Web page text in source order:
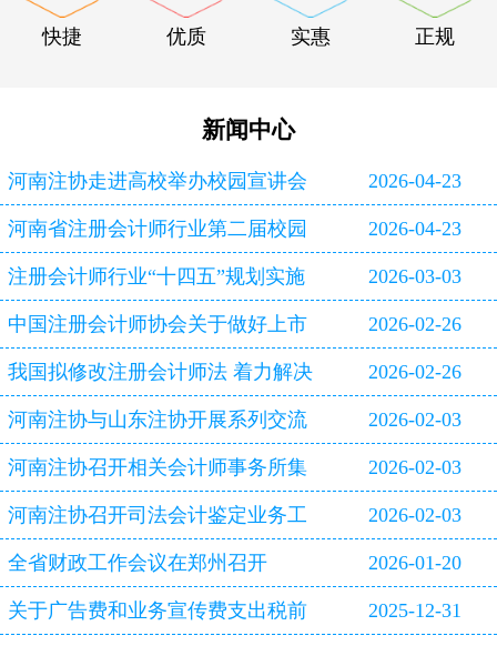
快捷 优质 实惠 正规
新闻中心
河南注协走进高校举办校园宣讲会 2026-04-23
河南省注册会计师行业第二届校园
双选会即将启幕
2026-04-23
注册会计师行业“十四五”规划实施
评估报告
2026-03-03
中国注册会计师协会关于做好上市
公司2025年年报审计工作的通知
2026-02-26
我国拟修改注册会计师法 着力解决
审计造假等行业突出问题
2026-02-26
河南注协与山东注协开展系列交流
活动
2026-02-03
河南注协召开相关会计师事务所集
体约谈会
2026-02-03
河南注协召开司法会计鉴定业务工
作专题研讨会
2026-02-03
全省财政工作会议在郑州召开 2026-01-20
关于广告费和业务宣传费支出税前 2025-12-31